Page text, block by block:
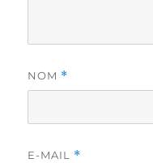
NOM *
E-MAIL *